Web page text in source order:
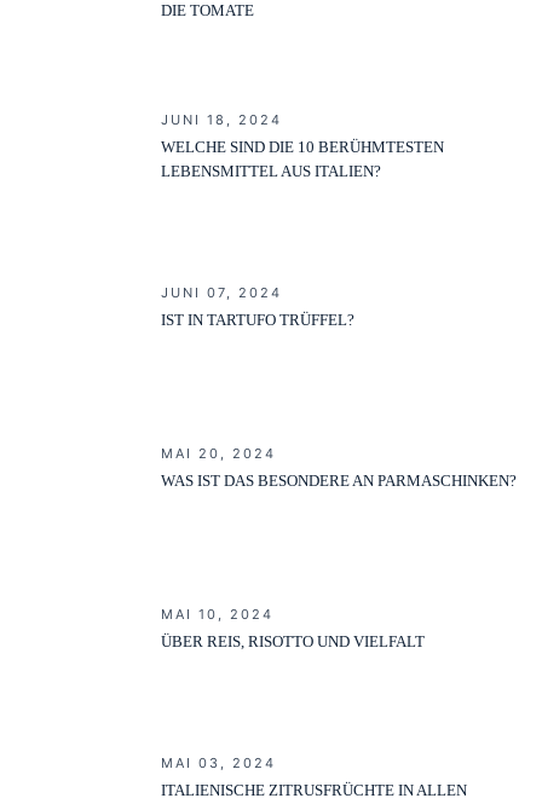
DIE TOMATE
JUNI 18, 2024
WELCHE SIND DIE 10 BERÜHMTESTEN
LEBENSMITTEL AUS ITALIEN?
JUNI 07, 2024
IST IN TARTUFO TRÜFFEL?
MAI 20, 2024
WAS IST DAS BESONDERE AN PARMASCHINKEN?
MAI 10, 2024
ÜBER REIS, RISOTTO UND VIELFALT
MAI 03, 2024
ITALIENISCHE ZITRUSFRÜCHTE IN ALLEN